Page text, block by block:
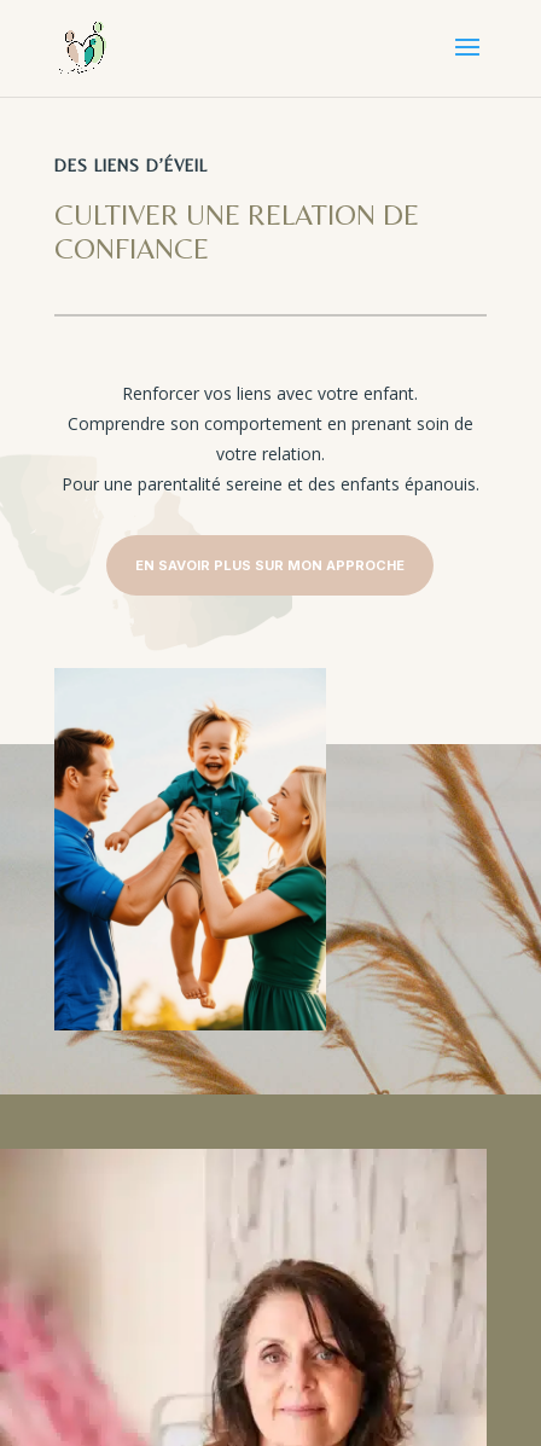
DES LIENS D’ÉVEIL
CULTIVER UNE RELATION DE
CONFIANCE
Renforcer vos liens avec votre enfant.
Comprendre son comportement en prenant soin de
votre relation.
Pour une parentalité sereine et des enfants épanouis.
EN SAVOIR PLUS SUR MON APPROCHE